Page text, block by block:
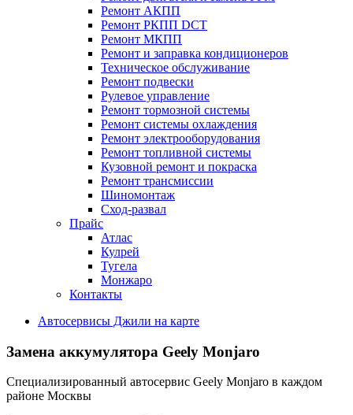
Ремонт АКПП
Ремонт РКПП DCT
Ремонт МКПП
Ремонт и заправка кондиционеров
Техническое обслуживание
Ремонт подвески
Рулевое управление
Ремонт тормозной системы
Ремонт системы охлаждения
Ремонт электрооборудования
Ремонт топливной системы
Кузовной ремонт и покраска
Ремонт трансмиссии
Шиномонтаж
Сход-развал
Прайс
Атлас
Кулрей
Тугела
Монжаро
Контакты
Автосервисы Джили на карте
Замена аккумулятора Geely Monjaro
Специализированный автосервис Geely Monjaro в каждом
районе Москвы